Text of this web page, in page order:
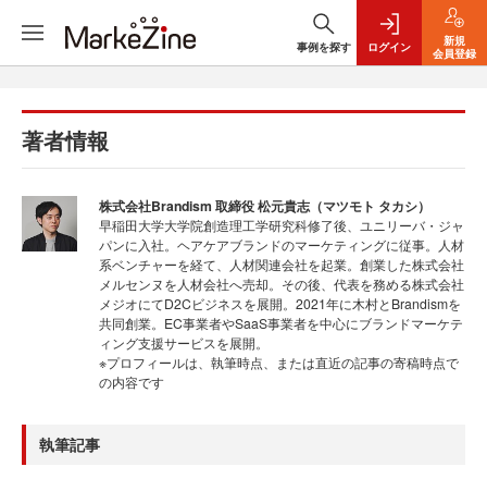
事例を探す ログイン
新規
会員登録
著者情報
株式会社Brandism 取締役 松元貴志（マツモト タカシ）
早稲田大学大学院創造理工学研究科修了後、ユニリーバ・ジャ
パンに入社。ヘアケアブランドのマーケティングに従事。人材
系ベンチャーを経て、人材関連会社を起業。創業した株式会社
メルセンヌを人材会社へ売却。その後、代表を務める株式会社
メジオにてD2Cビジネスを展開。2021年に木村とBrandismを
共同創業。EC事業者やSaaS事業者を中心にブランドマーケテ
ィング支援サービスを展開。
※プロフィールは、執筆時点、または直近の記事の寄稿時点で
の内容です
執筆記事